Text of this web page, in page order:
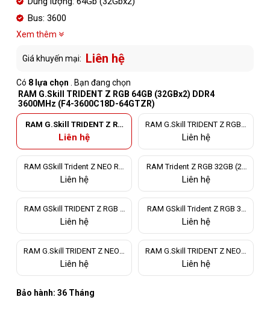
Bus: 3600
Xem thêm
Giá khuyến mại: Liên hệ
Có 8 lựa chọn
. Bạn đang chọn
RAM G.Skill TRIDENT Z RGB 64GB (32GBx2) DDR4
3600MHz (F4-3600C18D-64GTZR)
RAM G.Skill TRIDENT Z RG
B 64GB (32GBx2) DDR4 360
0MHz (F4-3600C18D-64GT
ZR)
Liên hệ
RAM G.Skill TRIDENT Z RGB 3
2GB (2x16GB) DDR4 3000MH
z (F4-3000C16D-32GTZR)
Liên hệ
RAM GSkill Trident Z NEO RG
B 32GB (2x16GB) DDR4 3600
MHz (F4-3600C18D-32GTZN)
Liên hệ
RAM Trident Z RGB 32GB (2x
16GB) DDR4 3200MHz (CL16-
18-18-38) F4-3200C16D-32GT
ZR
Liên hệ
RAM GSkill TRIDENT Z RGB 1
6GB (2x8GB) DDR4 3200MHz
(F4-3200C16D-16GTZR)
Liên hệ
RAM GSkill Trident Z RGB 32
GB (2x16GB) DDR4 3600MHz
(F4-3600C18D-32GTZR)
Liên hệ
RAM G.Skill TRIDENT Z NEO 6
4GB (2x32GB) DDR4 3600MH
z (F4-3600C18D-64GTZN)
Liên hệ
RAM G.Skill TRIDENT Z NEO 6
4GB (2x32GB) DDR4 3200MH
z (F4-3200C16D-64GTZN)
Liên hệ
Bảo hành: 36 Tháng